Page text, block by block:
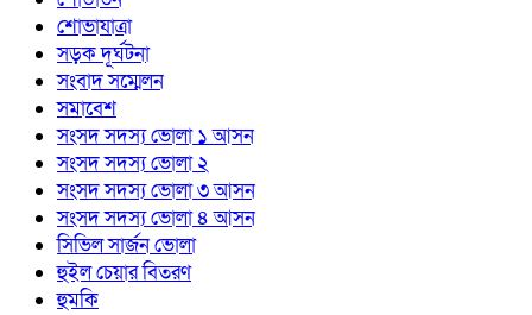
শোভাযাত্রা
সড়ক দূর্ঘটনা
সংবাদ সম্মেলন
সমাবেশ
সংসদ সদস্য ভোলা ১ আসন
সংসদ সদস্য ভোলা ২
সংসদ সদস্য ভোলা ৩ আসন
সংসদ সদস্য ভোলা ৪ আসন
সিভিল সার্জন ভোলা
হুইল চেয়ার বিতরণ
হুমকি